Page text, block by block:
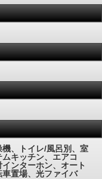
、トイレ/風呂別、室
キッチン、エアコ
ンターホン、オート
置場、光ファイバ